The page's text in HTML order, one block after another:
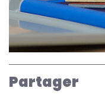
Partager